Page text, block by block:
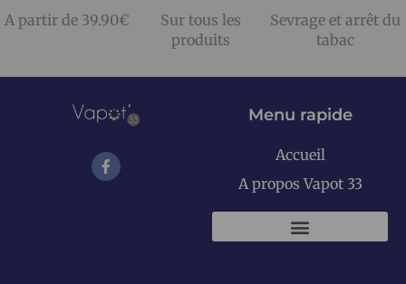
A partir de 39.90€
Sur tous les
produits
Sevrage et arrêt du
tabac
Menu rapide
Accueil
A propos Vapot 33